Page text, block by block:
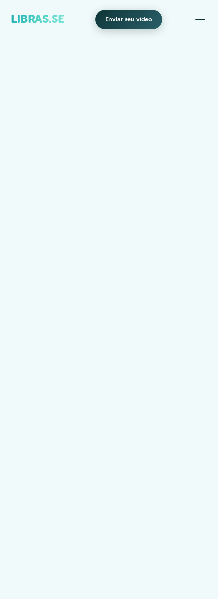
LIBRAS.SE Enviar seu vídeo